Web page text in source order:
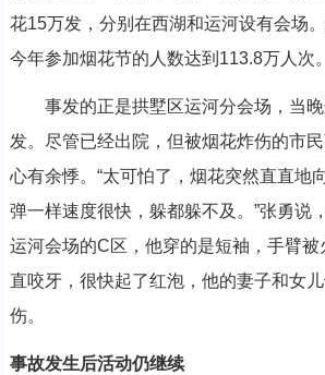
花15万发，分别在西湖和运河设有会场
今年参加烟花节的人数达到113.8万人次。
事发的正是拱墅区运河分会场，当晚
发。尽管已经出院，但被烟花炸伤的市
心有余悸。“太可怕了，烟花突然直直地
弹一样速度很快，躲都躲不及。”张勇说
运河会场的C区，他穿的是短袖，手臂
直咬牙，很快起了红泡，他的妻子和女
伤。
事故发生后活动仍继续